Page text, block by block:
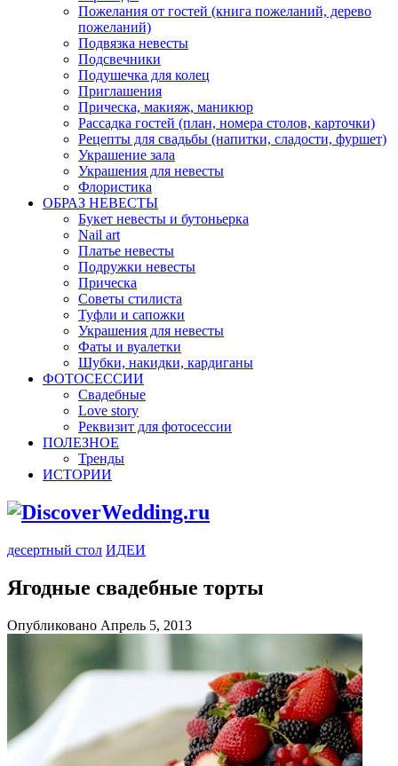
Пожелания от гостей (книга пожеланий, дерево
пожеланий)
Подвязка невесты
Подсвечники
Подушечка для колец
Приглашения
Прическа, макияж, маникюр
Рассадка гостей (план, номера столов, карточки)
Рецепты для свадьбы (напитки, сладости, фуршет)
Украшение зала
Украшения для невесты
Флористика
ОБРАЗ НЕВЕСТЫ
Букет невесты и бутоньерка
Nail art
Платье невесты
Подружки невесты
Прическа
Советы стилиста
Туфли и сапожки
Украшения для невесты
Фаты и вуалетки
Шубки, накидки, кардиганы
ФОТОСЕССИИ
Свадебные
Love story
Реквизит для фотосессии
ПОЛЕЗНОЕ
Тренды
ИСТОРИИ
десертный стол ИДЕИ
Ягодные свадебные торты
Опубликовано Апрель 5, 2013